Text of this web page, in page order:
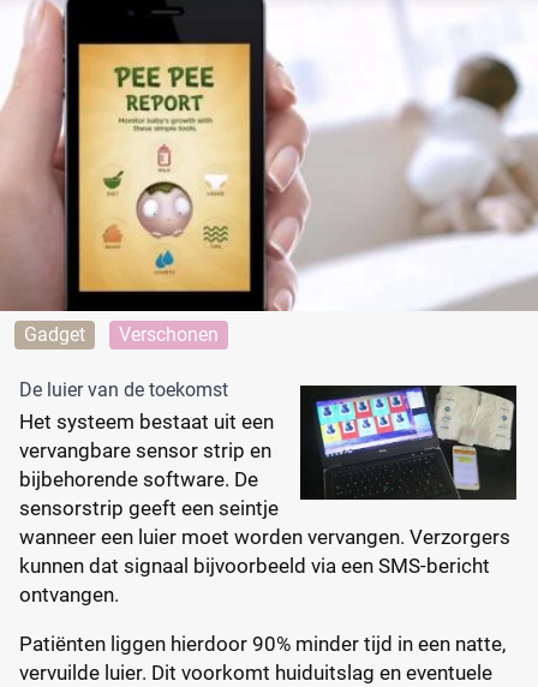
Gadget Verschonen
De luier van de toekomst
Het systeem bestaat uit een
vervangbare sensor strip en
bijbehorende software. De
sensorstrip geeft een seintje
wanneer een luier moet worden vervangen. Verzorgers
kunnen dat signaal bijvoorbeeld via een SMS-bericht
ontvangen.
Patiënten liggen hierdoor 90% minder tijd in een natte,
vervuilde luier. Dit voorkomt huiduitslag en eventuele